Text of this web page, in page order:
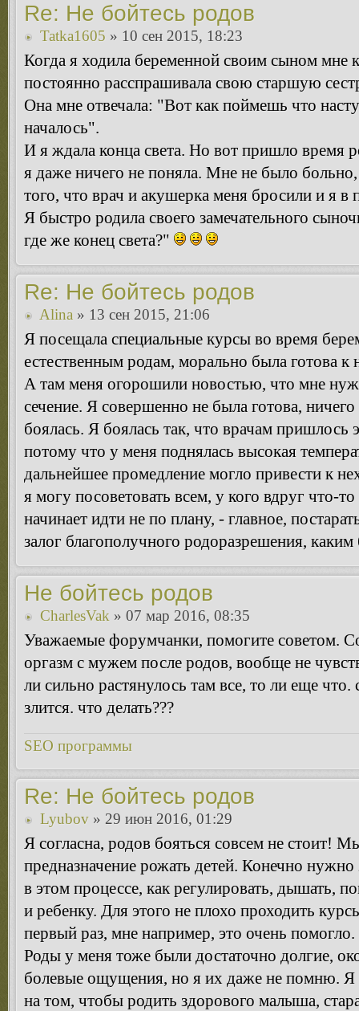
Re: Не бойтесь родов
Tatka1605 » 10 сен 2015, 18:23
Когда я ходила беременной своим сыном
постоянно расспрашивала свою старшую
Она мне отвечала: "Вот как поймешь что
началось".
И я ждала конца света. Но вот пришло время
я даже ничего не поняла. Мне не было
того, что врач и акушерка меня бросили и я в
Я быстро родила своего замечательного
где же конец света?"
Re: Не бойтесь родов
Alina » 13 сен 2015, 21:06
Я посещала специальные курсы во время
естественным родам, морально была готова
А там меня огорошили новостью, что мне
сечение. Я совершенно не была готова,
боялась. Я боялась так, что врачам пришлось
потому что у меня поднялась высокая
дальнейшее промедление могло привести к
я могу посоветовать всем, у кого вдруг что-
начинает идти не по плану, - главное,
залог благополучного родоразрешения,
Не бойтесь родов
CharlesVak » 07 мар 2016, 08:35
Уважаемые форумчанки, помогите советом.
оргазм с мужем после родов, вообще не
ли сильно растянулось там все, то ли еще
злится. что делать???
SEO программы
Re: Не бойтесь родов
Lyubov » 29 июн 2016, 01:29
Я согласна, родов бояться совсем не стоит!
предназначение рожать детей. Конечно
в этом процессе, как регулировать, дышать,
и ребенку. Для этого не плохо проходить
первый раз, мне например, это очень помогло.
Роды у меня тоже были достаточно долгие,
болевые ощущения, но я их даже не помню. Я
на том, чтобы родить здорового малыша,